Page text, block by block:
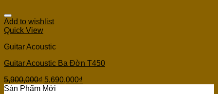
Add to wishlist
Quick View
Guitar Acoustic
Guitar Acoustic Ba Đờn T450
5,900,000₫ 5,690,000₫
Sản Phẩm Mới